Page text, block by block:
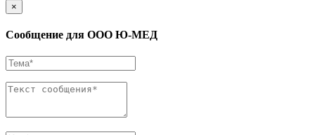
×
Сообщение для ООО Ю-МЕД